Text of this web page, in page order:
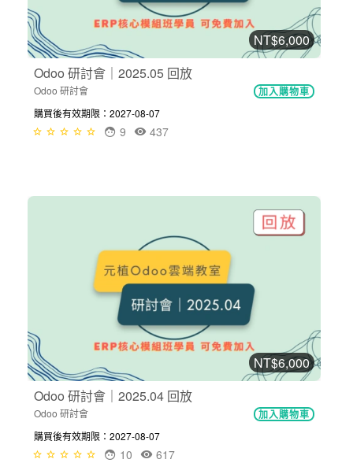
NT$6,000
Odoo 研討會｜2025.05 回放
Odoo 研討會 加入購物車
購買後有效期限：2027-08-07
437
9
NT$6,000
Odoo 研討會｜2025.04 回放
Odoo 研討會 加入購物車
購買後有效期限：2027-08-07
617
10